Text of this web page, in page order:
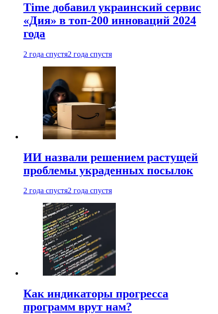
Time добавил украинский сервис
«Дия» в топ-200 инноваций 2024
года
2 года спустя2 года спустя
ИИ назвали решением растущей
проблемы украденных посылок
2 года спустя2 года спустя
Как индикаторы прогресса
программ врут нам?